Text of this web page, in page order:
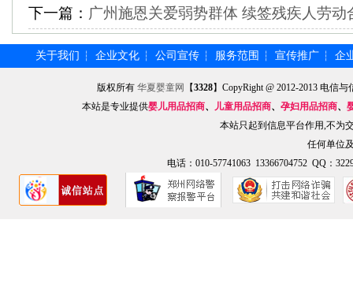
下一篇： 广州施恩关爱弱势群体 续签残疾人劳动
关于我们 ┆ 企业文化 ┆ 公司宣传 ┆ 服务范围 ┆ 宣传推广 ┆ 企
版权所有华夏婴童网 【3328】CopyRight @ 2012-2013 电信
本站是专业提供婴儿用品招商、 儿童用品招商、 孕妇用品招商、
本站只起到信息平台作用,不为
任何单位
电话：010-57741063 13366704752 QQ：